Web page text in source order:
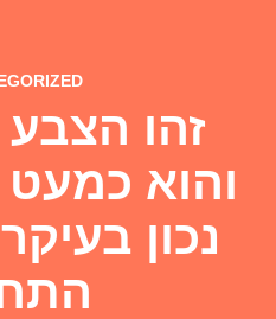
זהו
והוא כמעט
נכון